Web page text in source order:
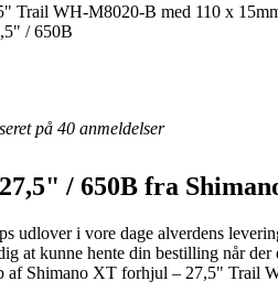
Trail WH-M8020-B med 110 x
/ 650B
på 40 anmeldelser
/ 650B fra
udlover i vore dage alverdens
at kunne hente din bestilling når
af Shimano XT forhjul – 27,5" Trail